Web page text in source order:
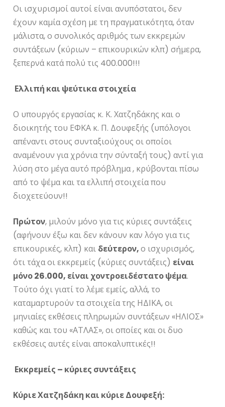
Οι ισχυρισμοί αυτοί είναι ανυπόστατοι, δεν
έχουν καμία σχέση με τη πραγματικότητα, όταν
μάλιστα, ο συνολικός αριθμός των εκκρεμών
συντάξεων (κύριων – επικουρικών κλπ) σήμερα,
ξεπερνά κατά πολύ τις 400.000!!!
Ελλιπή και ψεύτικα στοιχεία
Ο υπουργός εργασίας κ. Κ. Χατζηδάκης και ο
διοικητής του ΕΦΚΑ κ. Π. Δουφεξής (υπόλογοι
απέναντι στους συνταξιούχους οι οποίοι
αναμένουν για χρόνια την σύνταξή τους) αντί για
λύση στο μέγα αυτό πρόβλημα , κρύβονται πίσω
από το ψέμα και τα ελλιπή στοιχεία που
διοχετεύουν!!
Πρώτον, μιλούν μόνο για τις κύριες συντάξεις
(αφήνουν έξω και δεν κάνουν καν λόγο για τις
επικουρικές, κλπ) και δεύτερον,ο ισχυρισμός,
ότι τάχα οι εκκρεμείς (κύριες συντάξεις) είναι
μόνο 26.000, είναι χοντροειδέστατο ψέμα.
Τούτο όχι γιατί το λέμε εμείς, αλλά, το
καταμαρτυρούν τα στοιχεία της ΗΔΙΚΑ, οι
μηνιαίες εκθέσεις πληρωμών συντάξεων «ΗΛΙΟΣ»
καθώς και του «ΑΤΛΑΣ», οι οποίες και οι δυο
εκθέσεις αυτές είναι αποκαλυπτικές!!
Εκκρεμείς – κύριες συντάξεις
Κύριε Χατζηδάκη και κύριεΔουφεξή: